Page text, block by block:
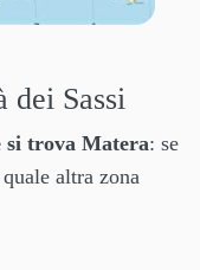
dei Sassi
si trova Matera: se
altra zona